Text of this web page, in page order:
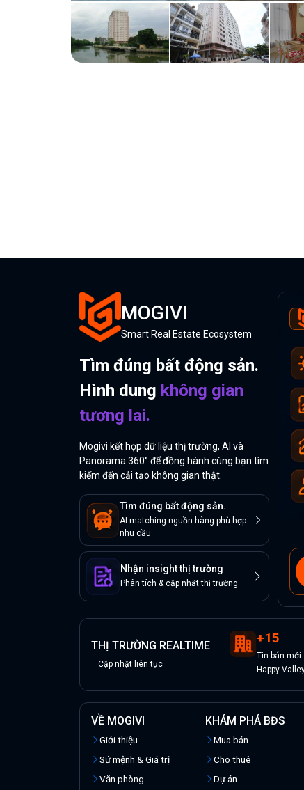
MOGIVI
Smart Real Estate Ecosystem
Tìm đúng bất động sản.
Hình dung không gian
tương lai.
Mogivi kết hợp dữ liệu thị trường, AI và
Panorama 360° để đồng hành cùng bạn tìm
kiếm đến cải tạo không gian thật.
Tìm đúng bất động sản.
AI matching nguồn hàng phù hợp
nhu cầu
Nhận insight thị trường
Phân tích & cập nhật thị trường
THỊ TRƯỜNG REALTIME
Cập nhật liên tục
+15
Tin bán mới
Happy
VỀ MOGIVI
Giới thiệu
Sứ mệnh & Giá trị
Văn phòng
KHÁM PHÁ BĐS
Mua bán
Cho thuê
Dự án